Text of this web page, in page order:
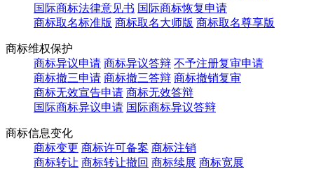
国际商标法律意见书 国际商标恢复申请
商标取名标准版 商标取名大师版 商标取名尊享版
商标维权保护
商标异议申请 商标异议答辩 不予注册复审申请
商标撤三申请 商标撤三答辩 商标撤销复审
商标无效宣告申请 商标无效答辩
国际商标异议申请 国际商标异议答辩
商标信息变化
商标变更 商标许可备案 商标注销
商标转让 商标转让撤回 商标续展 商标宽展